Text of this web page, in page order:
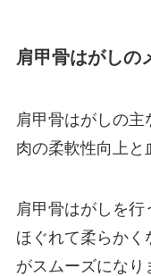
肩甲骨はがしの
肩甲骨はがしの
肉の柔軟性向上と
肩甲骨はがしを
ほぐれて柔らかく
がスムーズになり